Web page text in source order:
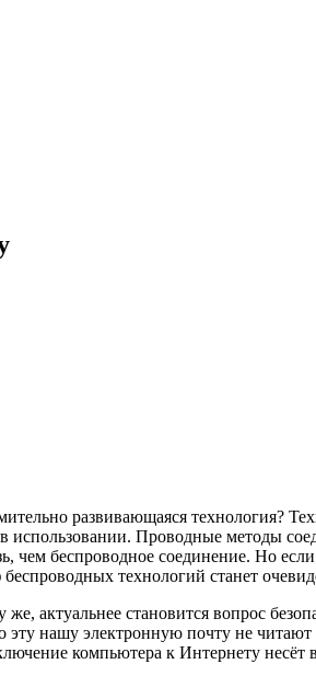
развивающаяся технология?
использовании. Проводные методы
чем беспроводное соединение. Но если
технологий станет
актуальнее становится вопрос
эту нашу электронную почту не
компьютера к Интернету